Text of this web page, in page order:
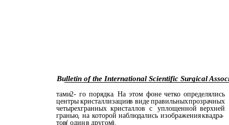
Bulletin of the International Scientific Surgical
тами2- го порядка. На этом фоне четко определялись
центры кристаллизациив виде правильныхпрозрачных
четырехгранных кристаллов с уплощенной верхней
гранью, на которой наблюдались изображенияквадра-
тов( одинв другом).